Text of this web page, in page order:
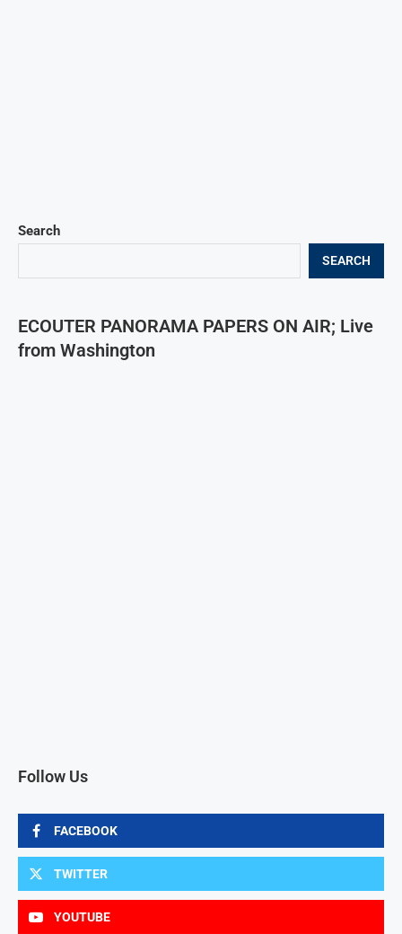
Search
SEARCH
ECOUTER PANORAMA PAPERS ON AIR; Live
from Washington
Follow Us
FACEBOOK
TWITTER
YOUTUBE